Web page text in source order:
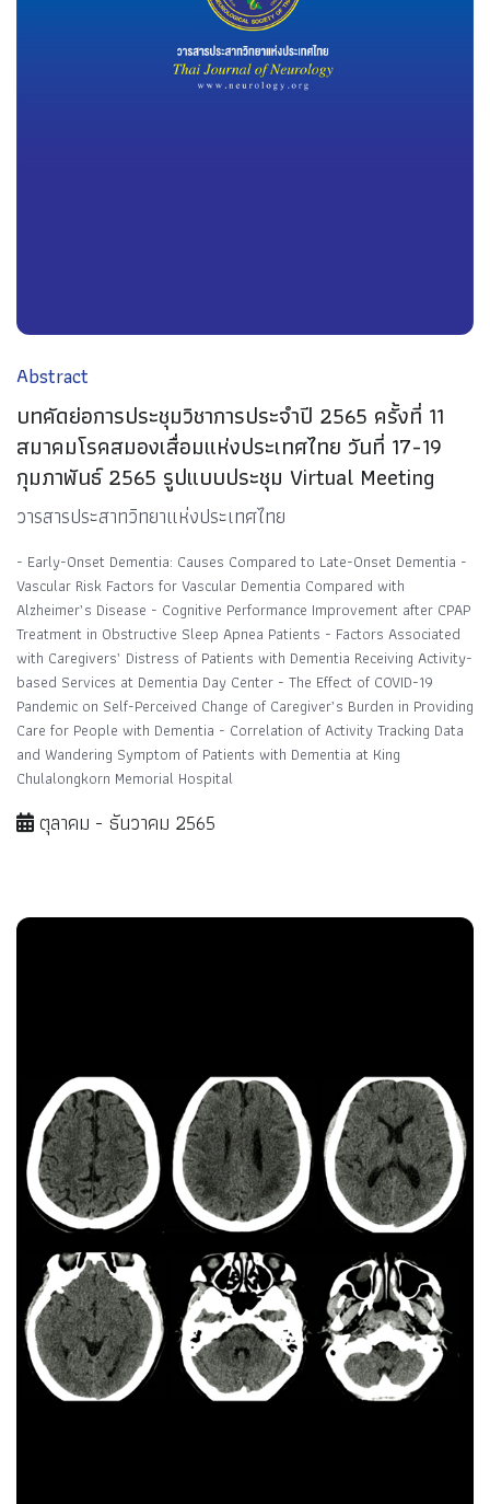
Abstract
บทคัดย่อการประชุมวิชาการประจำปี 2565 ครั้งที่ 11
สมาคมโรคสมองเสื่อมแห่งประเทศไทย วันที่ 17-19
กุมภาพันธ์ 2565 รูปแบบประชุม Virtual Meeting
วารสารประสาทวิทยาแห่งประเทศไทย
- Early-Onset Dementia: Causes Compared to Late-Onset Dementia -
Vascular Risk Factors for Vascular Dementia Compared with
Alzheimer’s Disease - Cognitive Performance Improvement after CPAP
Treatment in Obstructive Sleep Apnea Patients - Factors Associated
with Caregivers’ Distress of Patients with Dementia Receiving Activity-
based Services at Dementia Day Center - The Effect of COVID-19
Pandemic on Self-Perceived Change of Caregiver’s Burden in Providing
Care for People with Dementia - Correlation of Activity Tracking Data
and Wandering Symptom of Patients with Dementia at King
Chulalongkorn Memorial Hospital
ตุลาคม - ธันวาคม 2565